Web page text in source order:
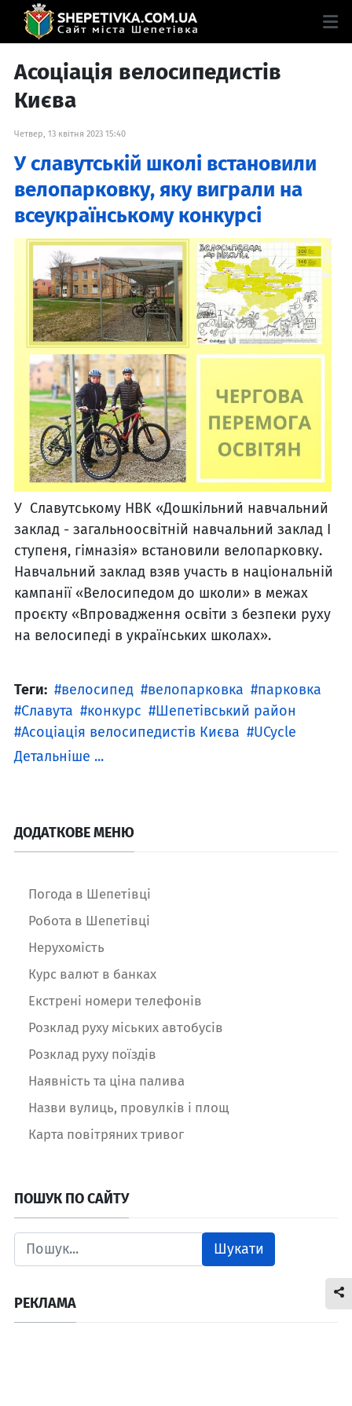
Асоціація велосипедистів
Києва
Четвер, 13 квітня 2023 15:40
У славутській школі встановили
велопарковку, яку виграли на
всеукраїнському конкурсі
У Славутському НBK «Дошкільний навчальний
заклад - загальноосвітній навчальний заклад I
ступеня, гімназія» встановили велопарковку.
Навчальний заклад взяв участь в національній
кампанії «Велосипедом до школи» в межах
проєкту «Впровадження освіти з безпеки pyxy
на велосипеді в українських школах».
Теги: велосипед велопарковка
парковка
Славута
конкурс
Шепетівський район
Асоціація велосипедистів Києва
UCycle
Детальніше ...
ДОДАТКОВЕ МЕНЮ
Погода в Шепетівці
Робота в Шепетівці
Нерухомість
Курс валют в банках
Екстрені номери телефонів
Розклад руху міських автобусів
Розклад руху поїздів
Наявність та ціна палива
Назви вулиць, провулків і площ
Карта повітряних тривог
ПОШУК ПО САЙТУ
Шукати
РЕКЛАМА